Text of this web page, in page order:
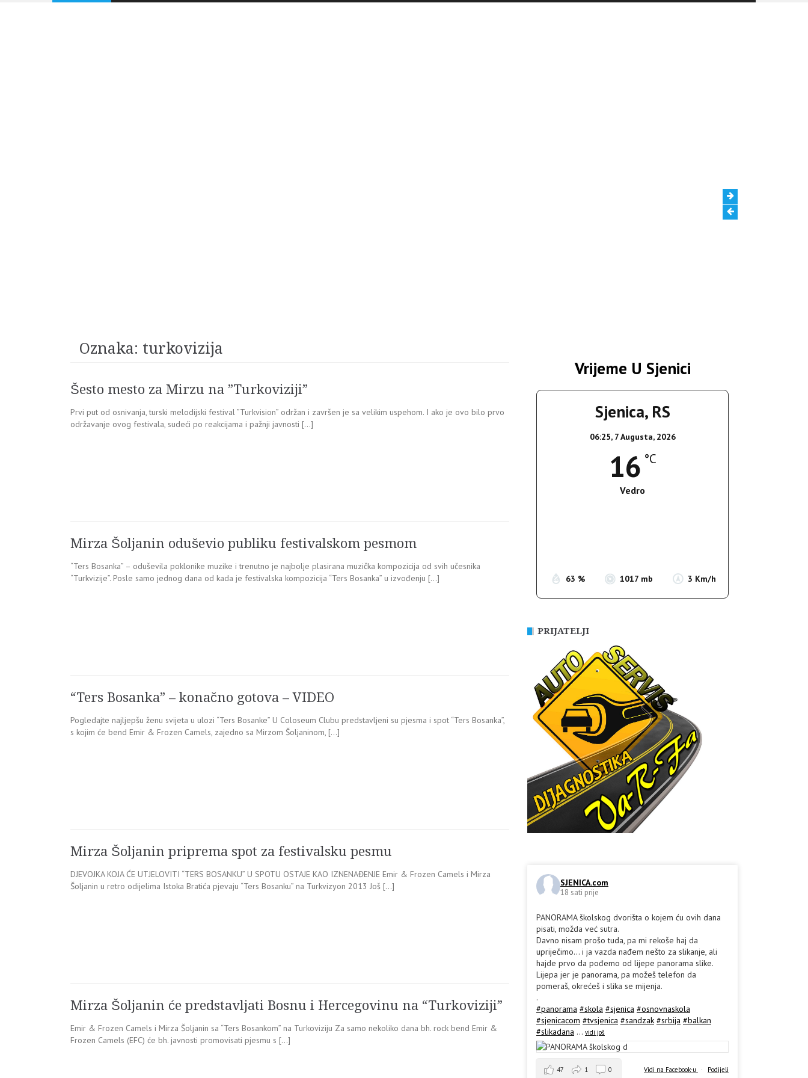
Oznaka: turkovizija
Šesto mesto za Mirzu na ”Turkoviziji”
Prvi put od osnivanja, turski melodijski festival ”Turkvision” održan i završen je sa velikim uspehom. I ako je ovo bilo prvo
održavanje ovog festivala, sudeći po reakcijama i pažnji javnosti […]
Mirza Šoljanin oduševio publiku festivalskom pesmom
“Ters Bosanka” – oduševila poklonike muzike i trenutno je najbolje plasirana muzička kompozicija od svih učesnika
“Turkvizije”. Posle samo jednog dana od kada je festivalska kompozicija “Ters Bosanka” u izvođenju […]
“Ters Bosanka” – konačno gotova – VIDEO
Pogledajte najljepšu ženu svijeta u ulozi “Ters Bosanke” U Coloseum Clubu predstavljeni su pjesma i spot “Ters Bosanka”,
s kojim će bend Emir & Frozen Camels, zajedno sa Mirzom Šoljaninom, […]
Mirza Šoljanin priprema spot za festivalsku pesmu
DJEVOJKA KOJA ĆE UTJELOVITI “TERS BOSANKU” U SPOTU OSTAJE KAO IZNENAĐENJE Emir & Frozen Camels i Mirza
Šoljanin u retro odijelima Istoka Bratića pjevaju “Ters Bosanku” na Turkvizyon 2013 Još […]
Mirza Šoljanin će predstavljati Bosnu i Hercegovinu na “Turkoviziji”
Emir & Frozen Camels i Mirza Šoljanin sa “Ters Bosankom” na Turkoviziju Za samo nekoliko dana bh. rock bend Emir &
Frozen Camels (EFC) će bh. javnosti promovisati pjesmu s […]
Vrijeme U Sjenici
Sjenica, RS
06:25, 7 Augusta, 2026
16 °C
Vedro
63 % 1017 mb 3 Km/h
PRIJATELJI
SJENICA.com
18 sati prije
PANORAMA školskog dvorišta o kojem ću ovih dana
pisati, možda već sutra.
Davno nisam prošo tuda, pa mi rekoše haj da
upriječimo... i ja vazda nađem nešto za slikanje, ali
hajde prvo da pođemo od lijepe panorama slike.
Lijepa jer je panorama, pa možeš telefon da
pomeraš, okrećeš i slika se mijenja.
.
#panorama #skola #sjenica #osnovnaskola
#sjenicacom #tvsjenica #sandzak #srbija #balkan
#slikadana ... vidi još
Vidi na Facebook-u · Podijeli
47 1 0